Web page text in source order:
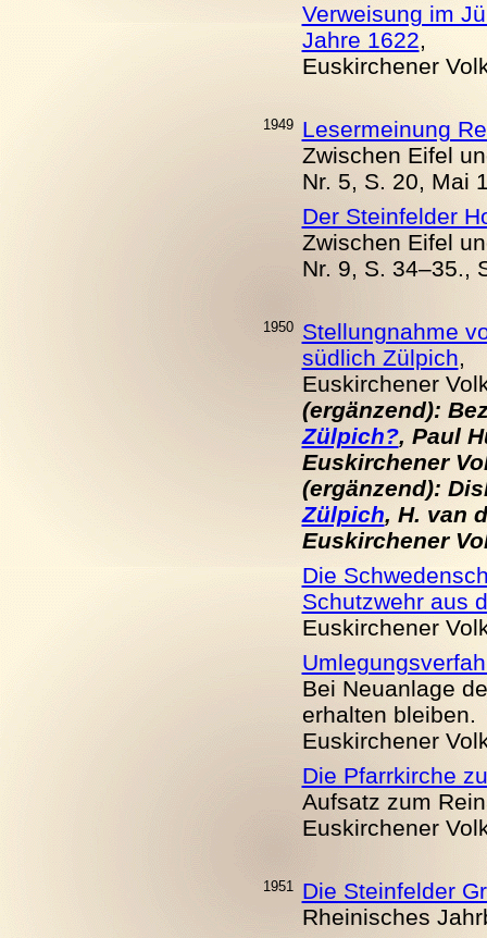
Verweisung im
Jahre 1622,
Euskirchener
1949
Lesermeinung
Zwischen Eifel
Nr. 5, S. 20, Mai
Der Steinfelder
Zwischen Eifel
Nr. 9, S. 34–35.,
1950
Stellungnahme
südlich Zülpich,
Euskirchener
(ergänzend):
Zülpich?, Paul
Euskirchener
(ergänzend):
Zülpich, H. van
Euskirchener
Die
Schutzwehr aus
Euskirchener
Bei Neuanlage
erhalten bleiben.
Euskirchener
Die Pfarrkirche
Aufsatz zum
Euskirchener
1951
Die Steinfelder
Rheinisches